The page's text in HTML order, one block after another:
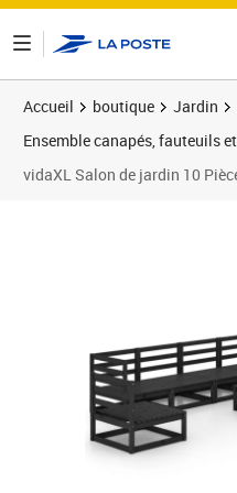
Accueil boutique Jardin
Ensemble canapés, fauteuils
vidaXL Salon de jardin 10